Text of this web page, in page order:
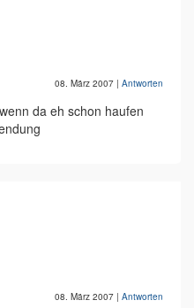
08. März 2007 | Antworten
da eh schon haufen
08. März 2007 | Antworten